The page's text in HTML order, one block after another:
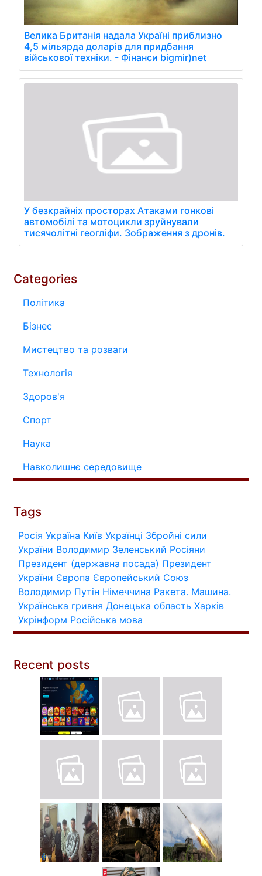
Велика Британія надала Україні приблизно
4,5 мільярда доларів для придбання
військової техніки. - Фінанси bigmir)net
У безкрайніх просторах Атаками гонкові
автомобілі та мотоцикли зруйнували
тисячолітні геогліфи. Зображення з дронів.
Categories
Політика
Бізнес
Мистецтво та розваги
Технологія
Здоров'я
Спорт
Наука
Навколишнє середовище
Tags
Росія Україна Київ Українці Збройні сили
України Володимир Зеленський Росіяни
Президент (державна посада) Президент
України Європа Європейський Союз
Володимир Путін Німеччина Ракета. Машина.
Українська гривня Донецька область Харків
Укрінформ Російська мова
Recent posts